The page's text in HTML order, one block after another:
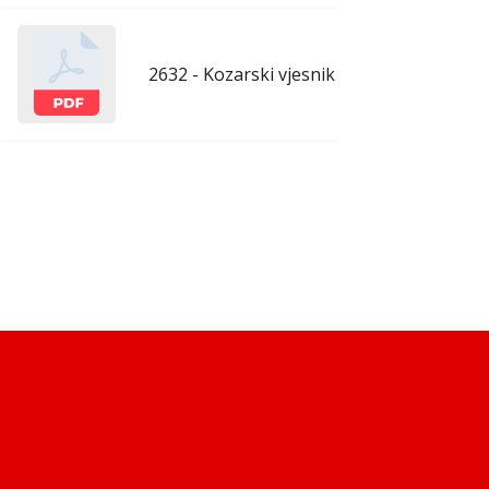
2632 - Kozarski vjesnik - 13.3.2026.